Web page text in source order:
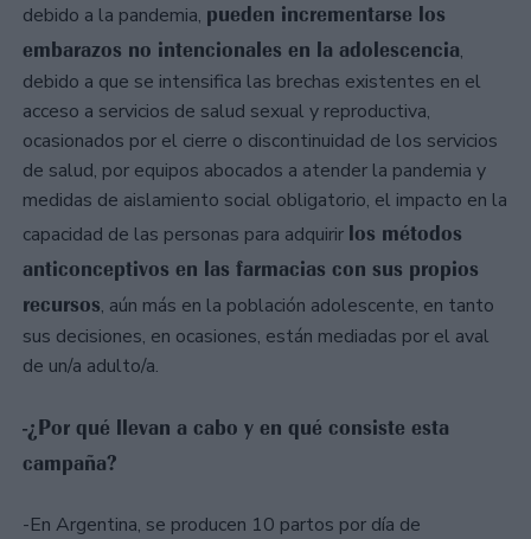
debido a la pandemia, pueden incrementarse los
embarazos no intencionales en la adolescencia,
debido a que se intensifica las brechas existentes en el
acceso a servicios de salud sexual y reproductiva,
ocasionados por el cierre o discontinuidad de los servicios
de salud, por equipos abocados a atender la pandemia y
medidas de aislamiento social obligatorio, el impacto en la
capacidad de las personas para adquirir los métodos
anticonceptivos en las farmacias con sus propios
recursos, aún más en la población adolescente, en tanto
sus decisiones, en ocasiones, están mediadas por el aval
de un/a adulto/a.
-¿Por qué llevan a cabo y en qué consiste esta
campaña?
-En Argentina, se producen 10 partos por día de